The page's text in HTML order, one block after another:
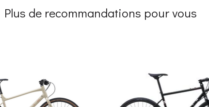
Plus de recommandations pour vous